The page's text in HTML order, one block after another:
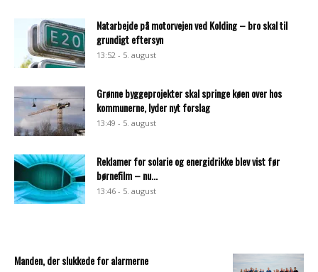
Natarbejde på motorvejen ved Kolding – bro skal til
grundigt eftersyn
13:52 - 5. august
Grønne byggeprojekter skal springe køen over hos
kommunerne, lyder nyt forslag
13:49 - 5. august
Reklamer for solarie og energidrikke blev vist før
børnefilm – nu...
13:46 - 5. august
Manden, der slukkede for alarmerne